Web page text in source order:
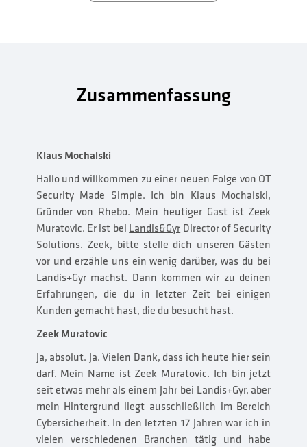
Zusammenfassung
Klaus Mochalski
Hallo und willkommen zu einer neuen Folge von OT
Security Made Simple. Ich bin Klaus Mochalski,
Gründer von Rhebo. Mein heutiger Gast ist Zeek
Muratovic. Er ist bei Landis&Gyr Director of Security
Solutions. Zeek, bitte stelle dich unseren Gästen
vor und erzähle uns ein wenig darüber, was du bei
Landis+Gyr machst. Dann kommen wir zu deinen
Erfahrungen, die du in letzter Zeit bei einigen
Kunden gemacht hast, die du besucht hast.
Zeek Muratovic
Ja, absolut. Ja. Vielen Dank, dass ich heute hier sein
darf. Mein Name ist Zeek Muratovic. Ich bin jetzt
seit etwas mehr als einem Jahr bei Landis+Gyr, aber
mein Hintergrund liegt ausschließlich im Bereich
Cybersicherheit. In den letzten 17 Jahren war ich in
vielen verschiedenen Branchen tätig und habe